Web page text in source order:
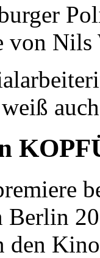
von
Berlin
den